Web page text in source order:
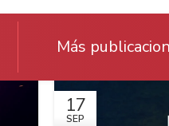
Más
17
SEP